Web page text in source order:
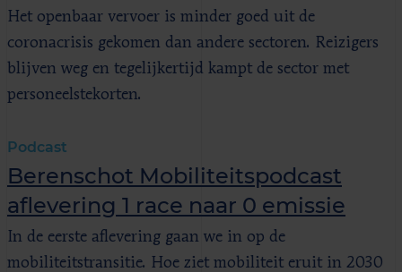
Het openbaar vervoer is minder goed uit de
coronacrisis gekomen dan andere sectoren. Reizigers
blijven weg en tegelijkertijd kampt de sector met
personeelstekorten.
Podcast
Berenschot Mobiliteitspodcast
aflevering 1 race naar 0 emissie
In de eerste aflevering gaan we in op de
mobiliteitstransitie. Hoe ziet mobiliteit eruit in 2030